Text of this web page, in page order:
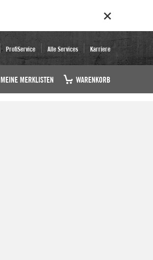
ProfiService Alle Services Karriere
MEINE MERKLISTEN WARENKORB